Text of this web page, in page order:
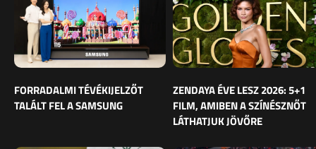
FORRADALMI TÉVÉKIJELZŐT
TALÁLT FEL A SAMSUNG
ZENDAYA ÉVE LESZ 2026: 5+1
FILM, AMIBEN A SZÍNÉSZNŐT
LÁTHATJUK JÖVŐRE